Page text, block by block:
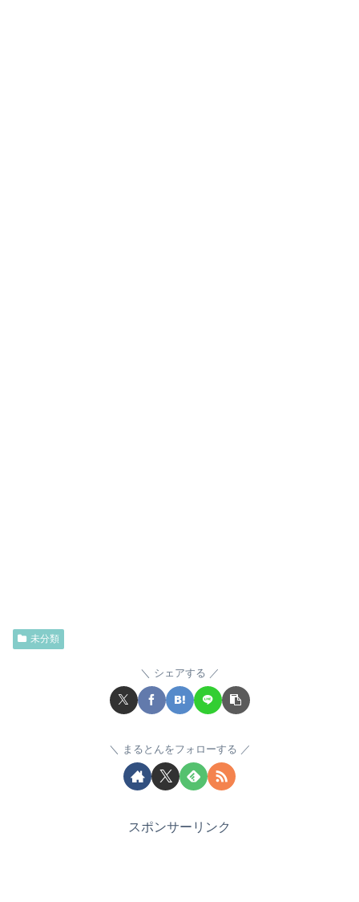
未分類
シェアする
まるとんをフォローする
スポンサーリンク